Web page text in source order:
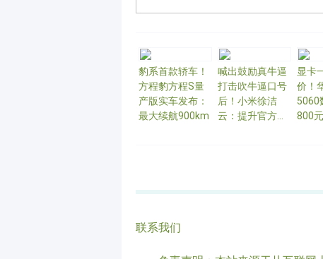
豹系首款轿车！
方程豹方程S量
产版实车发布：
最大续航900km
喊出鼓励真牛逼
打击吹牛逼口号
后！小米徐洁
云：提升官方宣
显卡
价！
5060
800
联系我们